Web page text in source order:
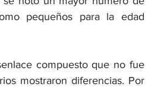
pequeños para la edad
compuesto que no fue
mostraron diferencias. Por